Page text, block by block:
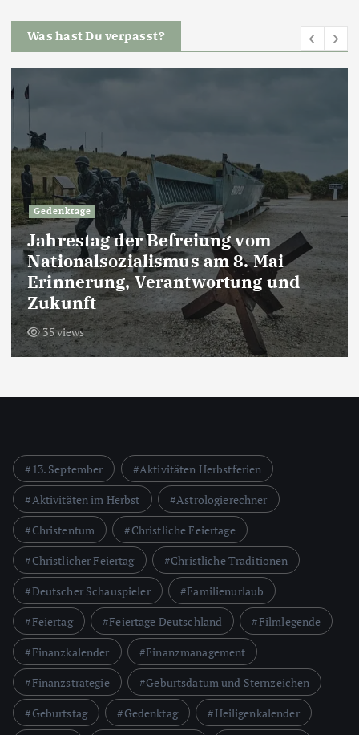
Was hast Du verpasst?
Gedenktage
Jahrestag der Befreiung vom
Nationalsozialismus am 8. Mai –
Erinnerung, Verantwortung und
Zukunft
35 views
13. September
Aktivitäten Herbstferien
Aktivitäten im Herbst
Astrologierechner
Christentum
Christliche Feiertage
Christlicher Feiertag
Christliche Traditionen
Deutscher Schauspieler
Familienurlaub
Feiertag
Feiertage Deutschland
Filmlegende
Finanzkalender
Finanzmanagement
Finanzstrategie
Geburtsdatum und Sternzeichen
Geburtstag
Gedenktag
Heiligenkalender